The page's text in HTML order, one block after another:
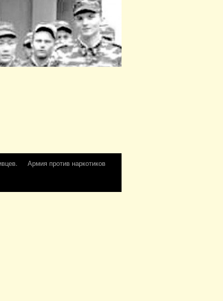
Армия против наркотиков